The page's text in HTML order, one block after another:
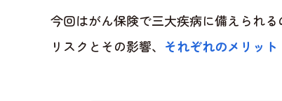
今回はがん保険で三大疾病に備えられる
リスクとその影響、 それぞれのメリット